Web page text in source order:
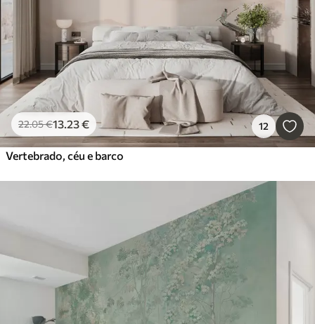
22.05€13.23€ 12
Vertebrado, céu e barco